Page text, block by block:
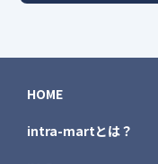
HOME
intra-martとは？